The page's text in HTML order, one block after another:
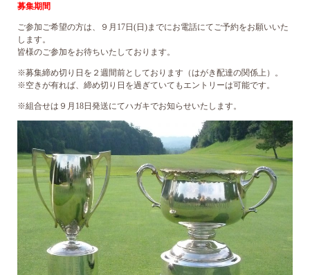
募集期間
ご参加ご希望の方は、９月17日(日)までにお電話にてご予約をお願いいた
します。
皆様のご参加をお待ちいたしております。
※募集締め切り日を２週間前としております（はがき配達の関係上）。
※空きが有れば、締め切り日を過ぎていてもエントリーは可能です。
※組合せは９月18日発送にてハガキでお知らせいたします。